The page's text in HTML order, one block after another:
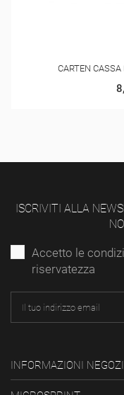
CARTEN
ISCRIVITI ALLA
Accetto le
riservatezza
INFORMAZIONI